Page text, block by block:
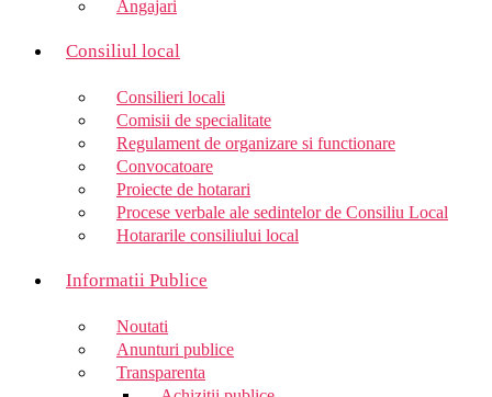
Angajari
Consiliul local
Consilieri locali
Comisii de specialitate
Regulament de organizare si functionare
Convocatoare
Proiecte de hotarari
Procese verbale ale sedintelor de Consiliu Local
Hotararile consiliului local
Informatii Publice
Noutati
Anunturi publice
Transparenta